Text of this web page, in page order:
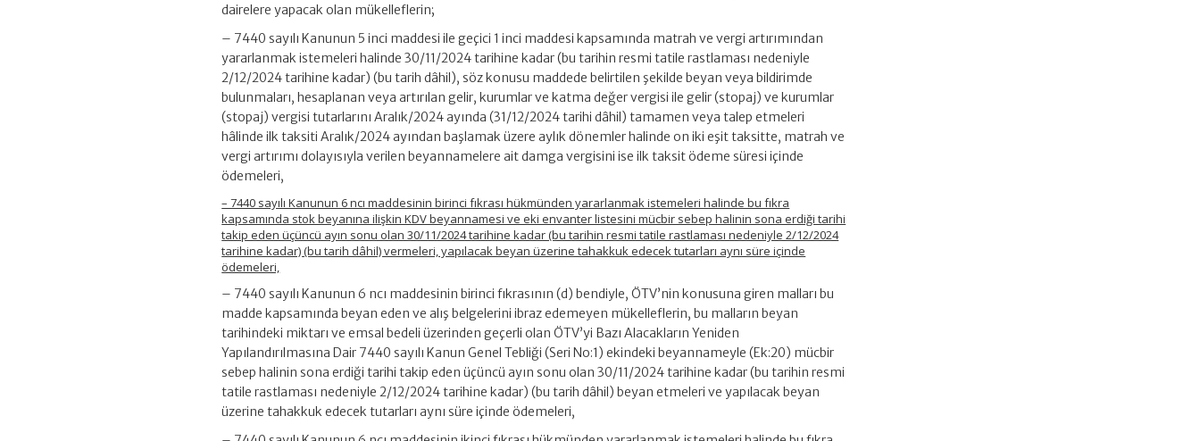
dairelere yapacak olan mükelleflerin;
– 7440 sayılı Kanunun 5 inci maddesi ile geçici 1 inci maddesi kapsamında matrah ve vergi artırımından
yararlanmak istemeleri halinde 30/11/2024 tarihine kadar (bu tarihin resmi tatile rastlaması nedeniyle
2/12/2024 tarihine kadar) (bu tarih dâhil), söz konusu maddede belirtilen şekilde beyan veya bildirimde
bulunmaları, hesaplanan veya artırılan gelir, kurumlar ve katma değer vergisi ile gelir (stopaj) ve kurumlar
(stopaj) vergisi tutarlarını Aralık/2024 ayında (31/12/2024 tarihi dâhil) tamamen veya talep etmeleri
hâlinde ilk taksiti Aralık/2024 ayından başlamak üzere aylık dönemler halinde on iki eşit taksitte, matrah ve
vergi artırımı dolayısıyla verilen beyannamelere ait damga vergisini ise ilk taksit ödeme süresi içinde
ödemeleri,
– 7440 sayılı Kanunun 6 ncı maddesinin birinci fıkrası hükmünden yararlanmak istemeleri halinde bu fıkra
kapsamında stok beyanına ilişkin KDV beyannamesi ve eki envanter listesini mücbir sebep halinin sona erdiği tarihi
takip eden üçüncü ayın sonu olan 30/11/2024 tarihine kadar (bu tarihin resmi tatile rastlaması nedeniyle 2/12/2024
tarihine kadar) (bu tarih dâhil) vermeleri, yapılacak beyan üzerine tahakkuk edecek tutarları aynı süre içinde
ödemeleri,
– 7440 sayılı Kanunun 6 ncı maddesinin birinci fıkrasının (d) bendiyle, ÖTV’nin konusuna giren malları bu
madde kapsamında beyan eden ve alış belgelerini ibraz edemeyen mükelleflerin, bu malların beyan
tarihindeki miktarı ve emsal bedeli üzerinden geçerli olan ÖTV’yi Bazı Alacakların Yeniden
Yapılandırılmasına Dair 7440 sayılı Kanun Genel Tebliği (Seri No:1) ekindeki beyannameyle (Ek:20) mücbir
sebep halinin sona erdiği tarihi takip eden üçüncü ayın sonu olan 30/11/2024 tarihine kadar (bu tarihin resmi
tatile rastlaması nedeniyle 2/12/2024 tarihine kadar) (bu tarih dâhil) beyan etmeleri ve yapılacak beyan
üzerine tahakkuk edecek tutarları aynı süre içinde ödemeleri,